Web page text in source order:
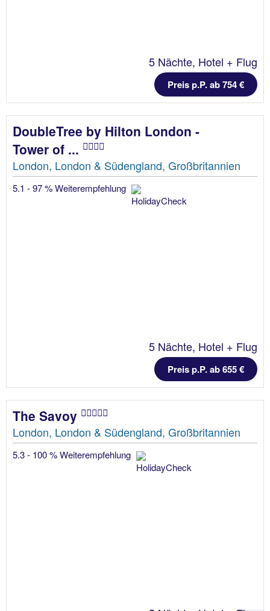
5 Nächte, Hotel + Flug
Preis p.P. ab 754 €
DoubleTree by Hilton London -
Tower of ...
London, London & Südengland, Großbritannien
5.1 - 97 % Weiterempfehlung
5 Nächte, Hotel + Flug
Preis p.P. ab 655 €
The Savoy
London, London & Südengland, Großbritannien
5.3 - 100 % Weiterempfehlung